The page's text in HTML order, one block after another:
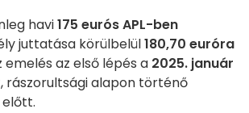
havi175 eurós APL-ben
juttatása körülbelül180,70 euróra
emelés az első lépés a 2025. január
rászorultsági alapon történő